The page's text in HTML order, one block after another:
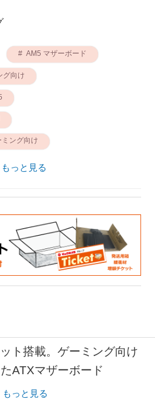
AM5 マザーボード
グ向け
ング向け
MSI AM5
もっと見る
ト搭載。ゲーミング向け
ATXマザーボード
もっと見る